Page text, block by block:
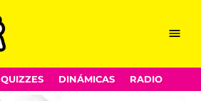
Menu
QUIZZES DINÁMICAS RADIO